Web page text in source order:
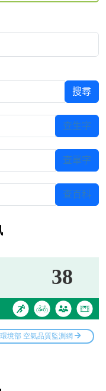
搜尋
查生字
查單字
查百科